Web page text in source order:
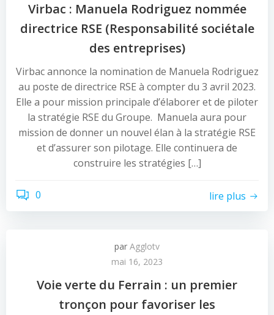
Virbac : Manuela Rodriguez nommée
directrice RSE (Responsabilité sociétale
des entreprises)
Virbac annonce la nomination de Manuela Rodriguez
au poste de directrice RSE à compter du 3 avril 2023.
Elle a pour mission principale d’élaborer et de piloter
la stratégie RSE du Groupe. Manuela aura pour
mission de donner un nouvel élan à la stratégie RSE
et d’assurer son pilotage. Elle continuera de
construire les stratégies […]
0 lire plus
par Agglotv
mai 16, 2023
Voie verte du Ferrain : un premier
tronçon pour favoriser les